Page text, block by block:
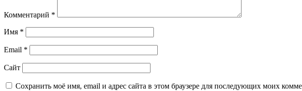
Комментарий *
Имя *
Email *
Сайт
Сохранить моё имя, email и адрес сайта в этом браузере для последующих моих